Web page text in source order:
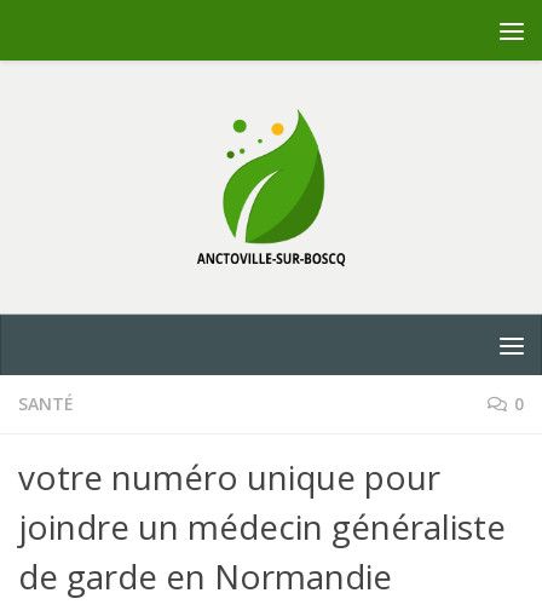
SANTÉ 0
votre numéro unique pour
joindre un médecin généraliste
de garde en Normandie